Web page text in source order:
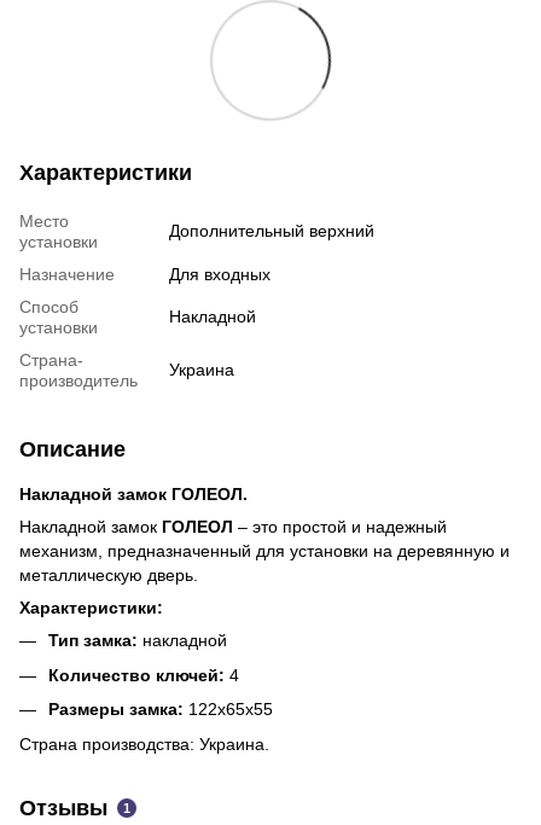
Характеристики
Место
установки
Дополнительный верхний
Назначение
Для входных
Способ
установки
Накладной
Страна-
производитель
Украина
Описание
Накладной замок ГОЛЕОЛ.
Накладной замок ГОЛЕОЛ – это простой и надежный
механизм, предназначенный для установки на деревянную и
металлическую дверь.
Характеристики:
Тип замка: накладной
Количество ключей: 4
Размеры замка: 122x65x55
Страна производства: Украина.
Отзывы 1